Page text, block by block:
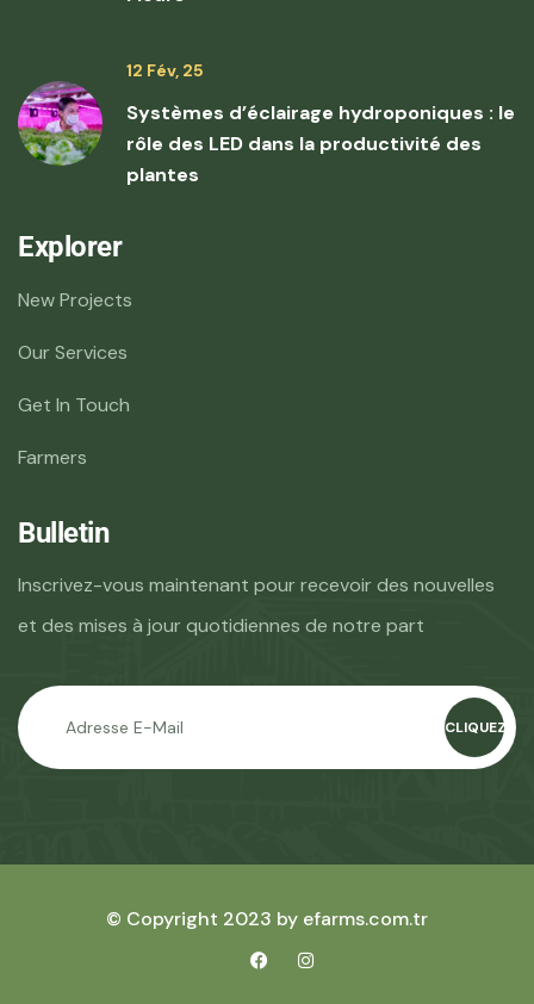
12 Fév, 25
Systèmes d’éclairage hydroponiques : le
rôle des LED dans la productivité des
plantes
Explorer
New Projects
Our Services
Get In Touch
Farmers
Bulletin
Inscrivez-vous maintenant pour recevoir des nouvelles
et des mises à jour quotidiennes de notre part
CLIQUEZ
© Copyright 2023 by efarms.com.tr